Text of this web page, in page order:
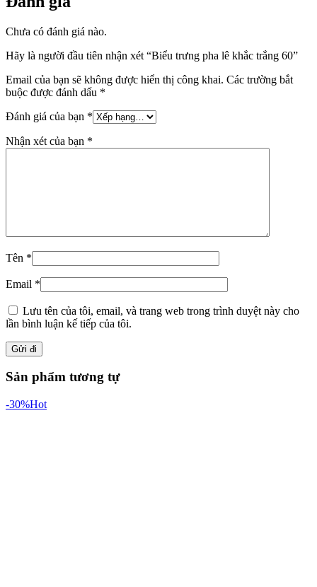
Chưa có đánh giá nào.
Hãy là người đầu tiên nhận xét “Biểu trưng pha lê khắc trắng 60”
Email của bạn sẽ không được hiển thị công khai. Các trường bắt
buộc được đánh dấu *
Đánh giá của bạn *
Nhận xét của bạn *
Tên *
Email *
Lưu tên của tôi, email, và trang web trong trình duyệt này cho
lần bình luận kế tiếp của tôi.
Sản phẩm tương tự
-30%Hot